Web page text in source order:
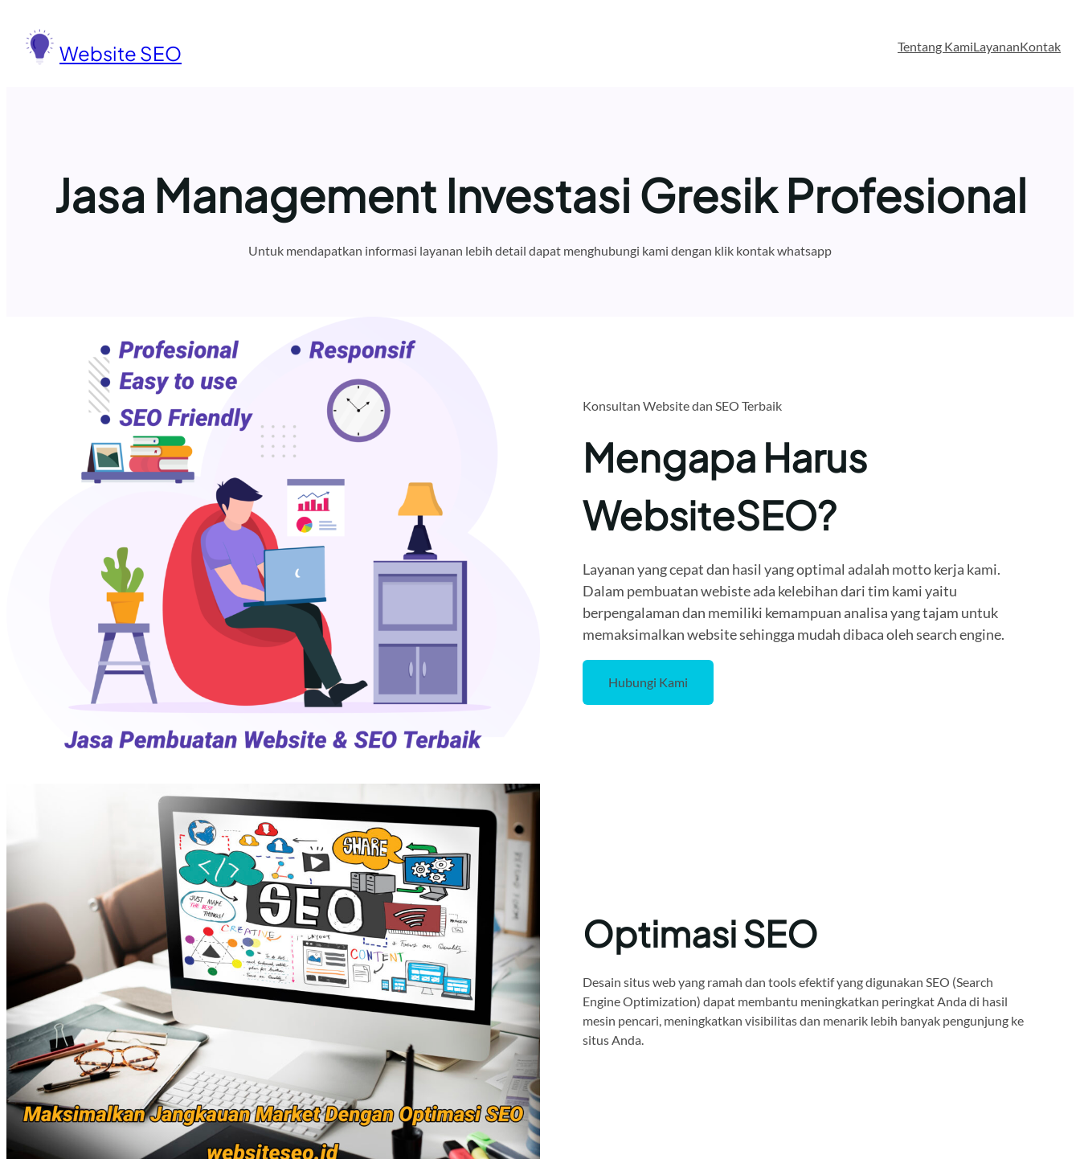
konten
Website SEO Tentang KamiLayananKontak
Jasa Management Investasi Gresik Profesional
Untuk mendapatkan informasi layanan lebih detail dapat menghubungi kami dengan klik kontak whatsapp
Konsultan Website dan SEO Terbaik
Mengapa Harus
WebsiteSEO?
Layanan yang cepat dan hasil yang optimal adalah motto kerja kami.
Dalam pembuatan webiste ada kelebihan dari tim kami yaitu
berpengalaman dan memiliki kemampuan analisa yang tajam untuk
memaksimalkan website sehingga mudah dibaca oleh search engine.
Hubungi Kami
Optimasi SEO
Desain situs web yang ramah dan tools efektif yang digunakan SEO (Search
Engine Optimization) dapat membantu meningkatkan peringkat Anda di hasil
mesin pencari, meningkatkan visibilitas dan menarik lebih banyak pengunjung ke
situs Anda.